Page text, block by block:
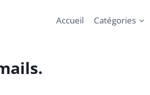
Accueil Catégories